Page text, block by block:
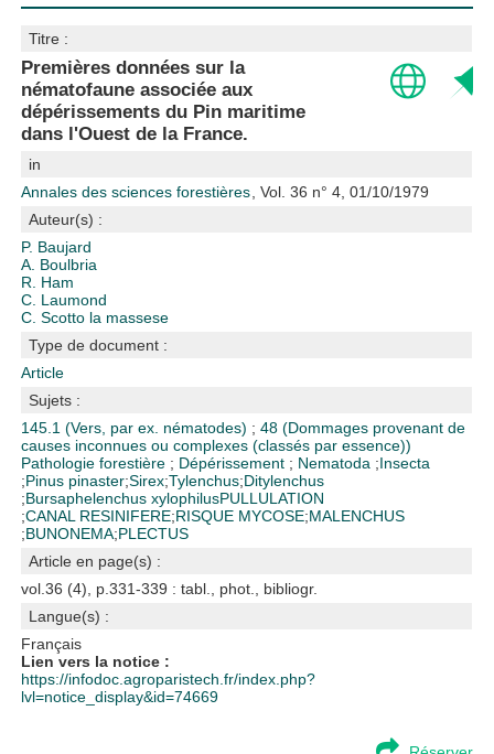
Titre :
Premières données sur la
nématofaune associée aux
dépérissements du Pin maritime
dans l'Ouest de la France.
in
Annales des sciences forestières , Vol. 36 n° 4, 01/10/1979
Auteur(s) :
P. Baujard
A. Boulbria
R. Ham
C. Laumond
C. Scotto la massese
Type de document :
Article
Sujets :
145.1 (Vers, par ex. nématodes) ;48 (Dommages provenant de
causes inconnues ou complexes (classés par essence))
Pathologie forestière ; Dépérissement ; Nematoda ;Insecta
;Pinus pinaster;Sirex;Tylenchus;Ditylenchus
;Bursaphelenchus xylophilusPULLULATION
;CANAL RESINIFERE;RISQUE MYCOSE;MALENCHUS
;BUNONEMA;PLECTUS
Article en page(s) :
vol.36 (4), p.331-339 : tabl., phot., bibliogr.
Langue(s) :
Français
Lien vers la notice :
https://infodoc.agroparistech.fr/index.php?
lvl=notice_display&id=74669